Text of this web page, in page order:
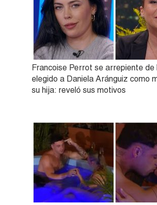
Francoise Perrot se arrepiente de
elegido a Daniela Aránguiz como
su hija: reveló sus motivos